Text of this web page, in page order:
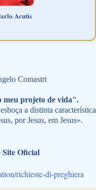
Acutis
Comastri
meu projeto de vida".
a distinta característica
por Jesus, em Jesus».
Site Oficial
richieste-di-preghiera